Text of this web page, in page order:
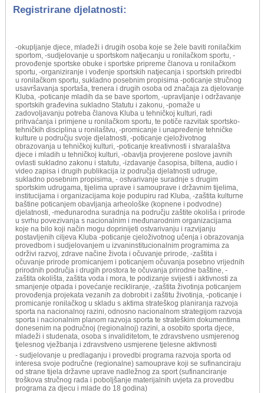
Registrirane djelatnosti:
-okupljanje djece, mladeži i drugih osoba koje se žele baviti ronilačkim
sportom, -sudjelovanje u sportskom natjecanju u ronilačkom sportu, -
provođenje sportske obuke i sportske pripreme članova u ronilačkom
sportu, -organiziranje i vođenje sportskih natjecanja i sportskih priredbi
u ronilačkom sportu, sukladno posebnim propisima -poticanje stručnog
usavršavanja sportaša, trenera i drugih osoba od značaja za djelovanje
Kluba, -poticanje mladih da se bave sportom, -upravljanje i održavanje
sportskih građevina sukladno Statutu i zakonu, -pomaže u
zadovoljavanju potreba članova Kluba u tehničkoj kulturi, radi
prihvaćanja i primjene u ronilačkom sportu, te potiče razvitak sportsko-
tehničkih disciplina u ronilaštvu, -promicanje i unapređenje tehničke
kulture u području svoje djelatnosti, -poticanje cjeloživotnog
obrazovanja u tehničkoj kulturi, -poticanje kreativnosti i stvaralaštva
djece i mladih u tehničkoj kulturi, -obavlja provjerene poslove javnih
ovlasti sukladno zakonu i statutu, -izdavanje časopisa, biltena, audio i
video zapisa i drugih publikacija iz područja djelatnosti udruge,
sukladno posebnim propisima, - ostvarivanje suradnje s drugim
sportskim udrugama, tijelima uprave i samouprave i državnim tijelima,
institucijama i organizacijama koje podupiru rad Kluba, -zaštita kulturne
baštine poticanjem obavljanja arheološke (kopnene i podvodne)
djelatnosti, -međunarodna suradnja na području zaštite okoliša i prirode
u svrhu povezivanja s nacionalnim i međunarodnim organizacijama
koje na bilo koji način mogu doprinijeti ostvarivanju i razvijanju
postavljenih ciljeva Kluba -poticanje cjeloživotnog učenja i obrazovanja
provedbom i sudjelovanjem u izvaninstitucionalnim programima za
održivi razvoj, zdrave načine života i očuvanje prirode, -zaštita i
očuvanje prirode promicanjem i poticanjem očuvanja posebno vrijednih
prirodnih područja i drugih prostora te očuvanja prirodne baštine, -
zaštita okolišta, zaštita voda i mora, te podizanje svijesti i aktivnosti za
smanjenje otpada i povećanje recikliranje, -zaštita životinja poticanjem
provođenja projekata vezanih za dobrobit i zaštitu životinja, -poticanje i
promicanje ronilačkog u skladu s aktima strateškog planiranja razvoja
sporta na nacionalnoj razini, odnosno nacionalnom strategijom razvoja
sporta i nacionalnim planom razvoja sporta te strateškim dokumentima
donesenim na područnoj (regionalnoj) razini, a osobito sporta djece,
mladeži i studenata, osoba s invaliditetom, te zdravstveno usmjerenog
tjelesnog vježbanja i zdravstveno usmjerene tjelesne aktivnosti
- sudjelovanje u predlaganju i provedbi programa razvoja sporta od
interesa svoje područne (regionalne) samouprave koji se sufinanciraju
od strane tijela državne uprave nadležnog za sport (sufinanciranje
troškova stručnog rada i poboljšanje materijalnih uvjeta za provedbu
programa za djecu i mlade do 18 godina)